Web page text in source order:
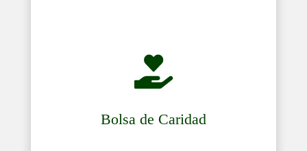

Bolsa de Caridad